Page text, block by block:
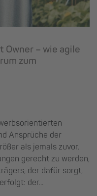
Owner – wie agile
zum
Ansprüche der
als jemals zuvor.
gerecht zu werden,
der dafür sorgt,
der...